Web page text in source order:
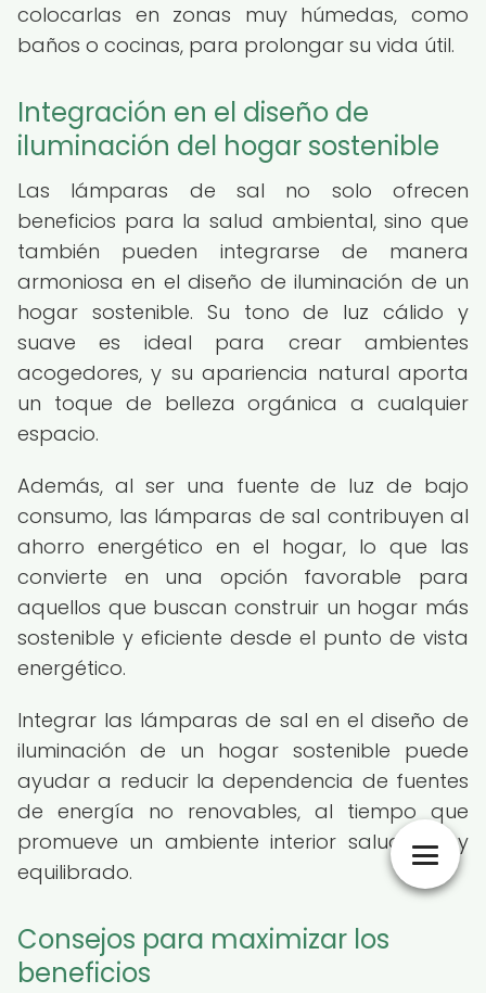
colocarlas en zonas muy húmedas, como
baños o cocinas, para prolongar su vida útil.
Integración en el diseño de
iluminación del hogar sostenible
Las lámparas de sal no solo ofrecen
beneficios para la salud ambiental, sino que
también pueden integrarse de manera
armoniosa en el diseño de iluminación de un
hogar sostenible. Su tono de luz cálido y
suave es ideal para crear ambientes
acogedores, y su apariencia natural aporta
un toque de belleza orgánica a cualquier
espacio.
Además, al ser una fuente de luz de bajo
consumo, las lámparas de sal contribuyen al
ahorro energético en el hogar, lo que las
convierte en una opción favorable para
aquellos que buscan construir un hogar más
sostenible y eficiente desde el punto de vista
energético.
Integrar las lámparas de sal en el diseño de
iluminación de un hogar sostenible puede
ayudar a reducir la dependencia de fuentes
de energía no renovables, al tiempo que
promueve un ambiente interior saludable y
equilibrado.
Consejos para maximizar los
beneficios